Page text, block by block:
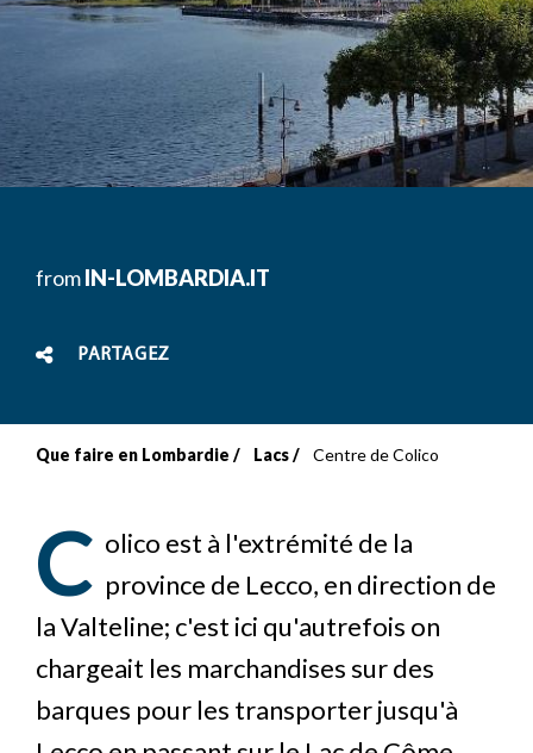
fromIN-LOMBARDIA.IT
PARTAGEZ
Fil
d'Ariane
Que faire en Lombardie Lacs Centre de Colico
C olico est à l'extrémité de la
province de Lecco, en direction de
la Valteline; c'est ici qu'autrefois on
chargeait les marchandises sur des
barques pour les transporter jusqu'à